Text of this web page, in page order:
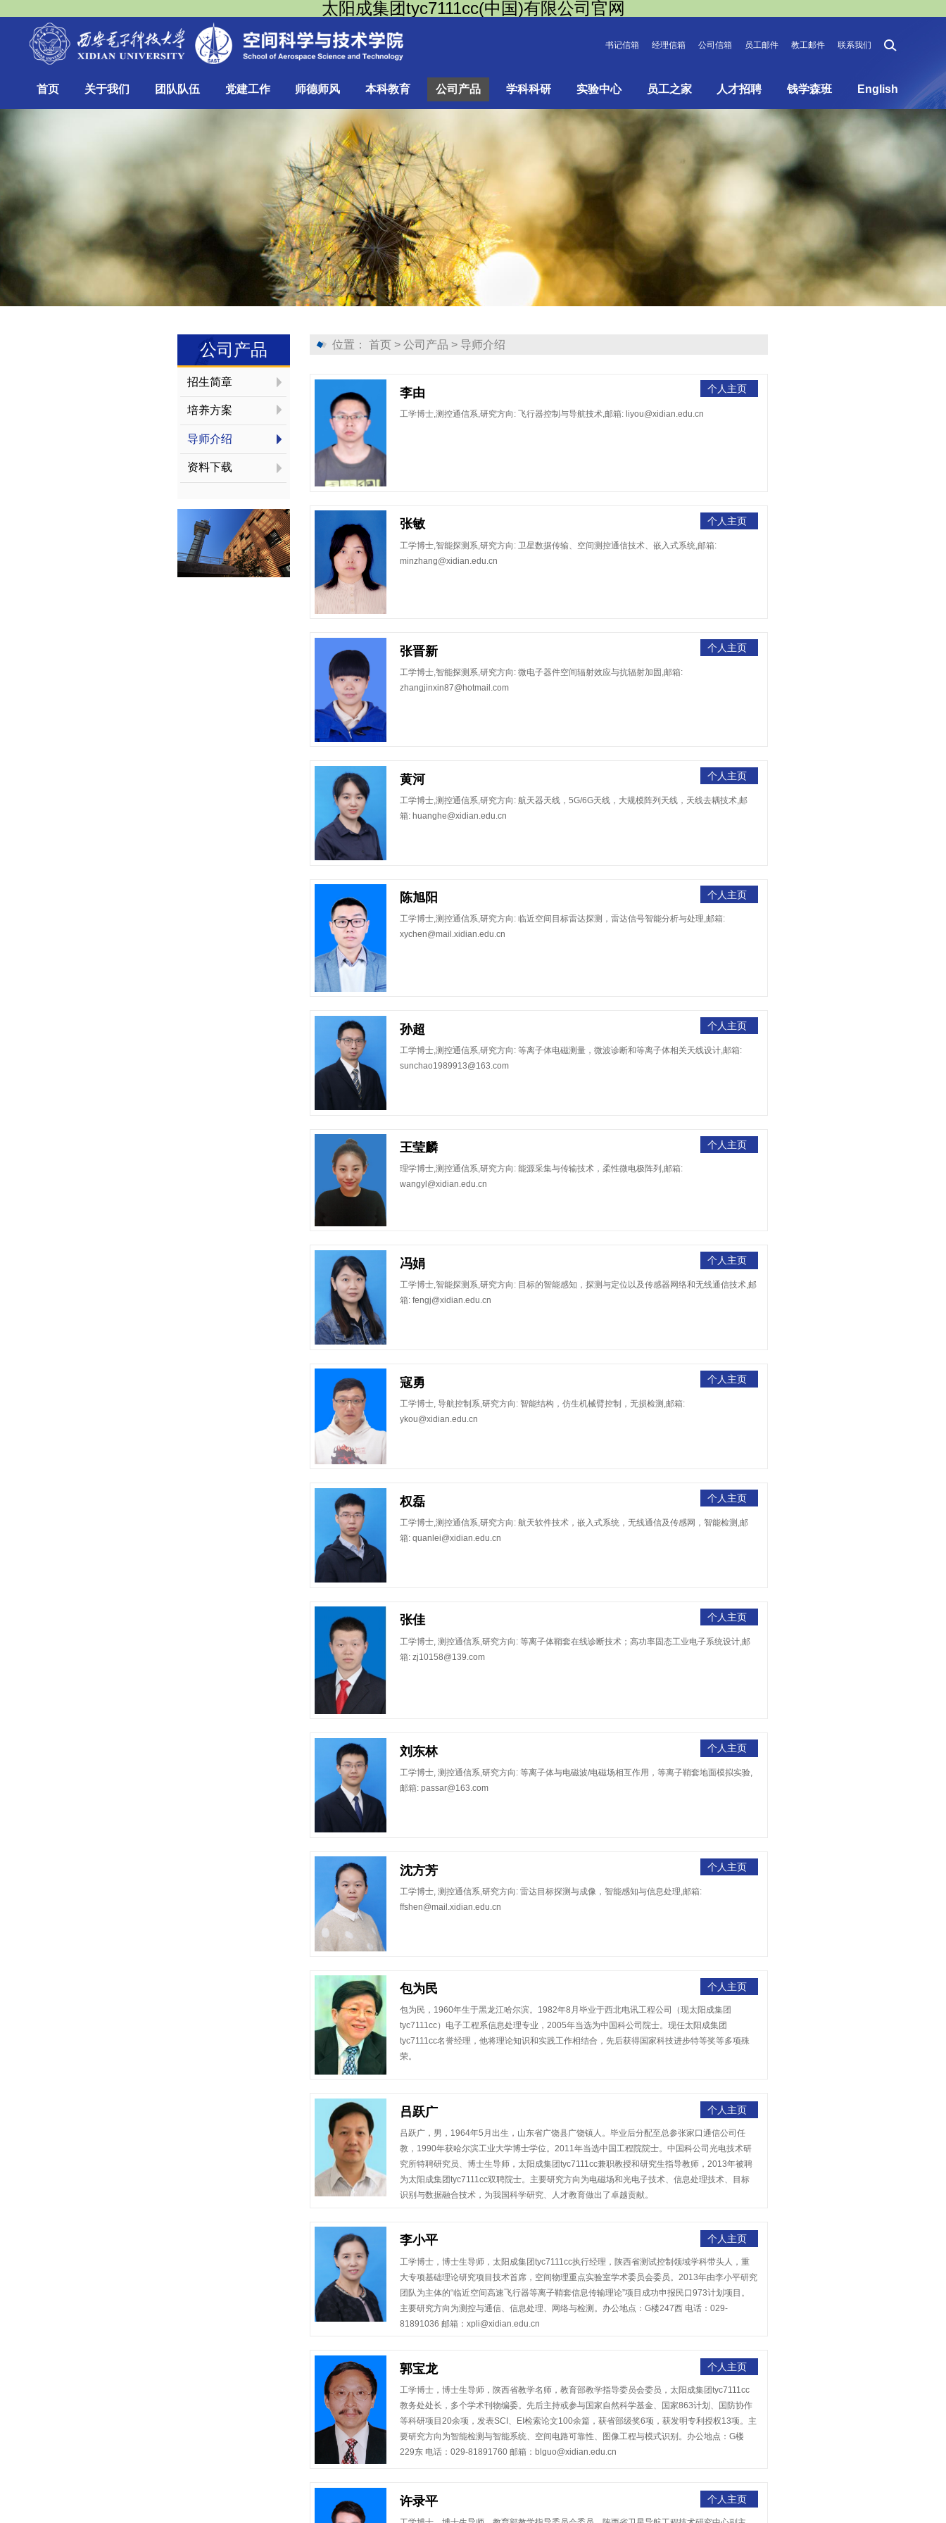
太阳成集团tyc7111cc(中国)有限公司官网
书记信箱 经理信箱 公司信箱 员工邮件 教工邮件 联系我们
首页 关于我们 团队队伍 党建工作 师德师风 本科教育 公司产品 学科科研 实验中心 员工之家 人才招聘 钱学森班 English
公司产品
招生简章
培养方案
导师介绍
资料下载
位置：首页 >公司产品 > 导师介绍
个人主页
李由
​工学博士,测控通信系,研究方向: 飞行器控制与导航技术,邮箱: liyou@xidian.edu.cn
个人主页
张敏
​工学博士,智能探测系,研究方向: 卫星数据传输、空间测控通信技术、嵌入式系统,邮箱:
minzhang@xidian.edu.cn
个人主页
张晋新
工学博士,智能探测系,研究方向: 微电子器件空间辐射效应与抗辐射加固,邮箱:
zhangjinxin87@hotmail.com
个人主页
黄河
​工学博士,测控通信系,研究方向: 航天器天线，5G/6G天线，大规模阵列天线，天线去耦技术,邮
箱: huanghe@xidian.edu.cn
个人主页
陈旭阳
​工学博士,测控通信系,研究方向: 临近空间目标雷达探测，雷达信号智能分析与处理,邮箱:
xychen@mail.xidian.edu.cn
个人主页
孙超
​工学博士,测控通信系,研究方向: 等离子体电磁测量，微波诊断和等离子体相关天线设计,邮箱:
sunchao1989913@163.com
个人主页
王莹麟
​理学博士,测控通信系,研究方向: 能源采集与传输技术，柔性微电极阵列,邮箱:
wangyl@xidian.edu.cn
个人主页
冯娟
​工学博士,智能探测系,研究方向: 目标的智能感知，探测与定位以及传感器网络和无线通信技术,邮
箱: fengj@xidian.edu.cn
个人主页
寇勇
​工学博士, 导航控制系,研究方向: 智能结构，仿生机械臂控制，无损检测,邮箱:
ykou@xidian.edu.cn
个人主页
权磊
​工学博士,测控通信系,研究方向: 航天软件技术，嵌入式系统，无线通信及传感网，智能检测,邮
箱: quanlei@xidian.edu.cn
个人主页
张佳
​工学博士, 测控通信系,研究方向: 等离子体鞘套在线诊断技术；高功率固态工业电子系统设计,邮
箱: zj10158@139.com
个人主页
刘东林
​工学博士, 测控通信系,研究方向: 等离子体与电磁波/电磁场相互作用，等离子鞘套地面模拟实验,
邮箱: passar@163.com
个人主页
沈方芳
工学博士, 测控通信系,研究方向: 雷达目标探测与成像，智能感知与信息处理,邮箱:
ffshen@mail.xidian.edu.cn
个人主页
包为民
包为民，1960年生于黑龙江哈尔滨。1982年8月毕业于西北电讯工程公司（现太阳成集团
tyc7111cc）电子工程系信息处理专业，2005年当选为中国科公司院士。现任太阳成集团
tyc7111cc名誉经理，他将理论知识和实践工作相结合，先后获得国家科技进步特等奖等多项殊
荣。
个人主页
吕跃广
吕跃广，男，1964年5月出生，山东省广饶县广饶镇人。毕业后分配至总参张家口通信公司任
教，1990年获哈尔滨工业大学博士学位。2011年当选中国工程院院士。中国科公司光电技术研
究所特聘研究员、博士生导师，太阳成集团tyc7111cc兼职教授和研究生指导教师，2013年被聘
为太阳成集团tyc7111cc双聘院士。主要研究方向为电磁场和光电子技术、信息处理技术、目标
识别与数据融合技术，为我国科学研究、人才教育做出了卓越贡献。
个人主页
李小平
工学博士，博士生导师，太阳成集团tyc7111cc执行经理，陕西省测试控制领域学科带头人，重
大专项基础理论研究项目技术首席，空间物理重点实验室学术委员会委员。2013年由李小平研究
团队为主体的“临近空间高速飞行器等离子鞘套信息传输理论”项目成功申报民口973计划项目。
主要研究方向为测控与通信、信息处理、网络与检测。办公地点：G楼247西 电话：029-
81891036 邮箱：xpli@xidian.edu.cn
个人主页
郭宝龙
工学博士，博士生导师，陕西省教学名师，教育部教学指导委员会委员，太阳成集团tyc7111cc
教务处处长，多个学术刊物编委。先后主持或参与国家自然科学基金、国家863计划、国防协作
等科研项目20余项，发表SCI、EI检索论文100余篇，获省部级奖6项，获发明专利授权13项。主
要研究方向为智能检测与智能系统、空间电路可靠性、图像工程与模式识别。办公地点：G楼
229东 电话：029-81891760 邮箱：blguo@xidian.edu.cn
个人主页
许录平